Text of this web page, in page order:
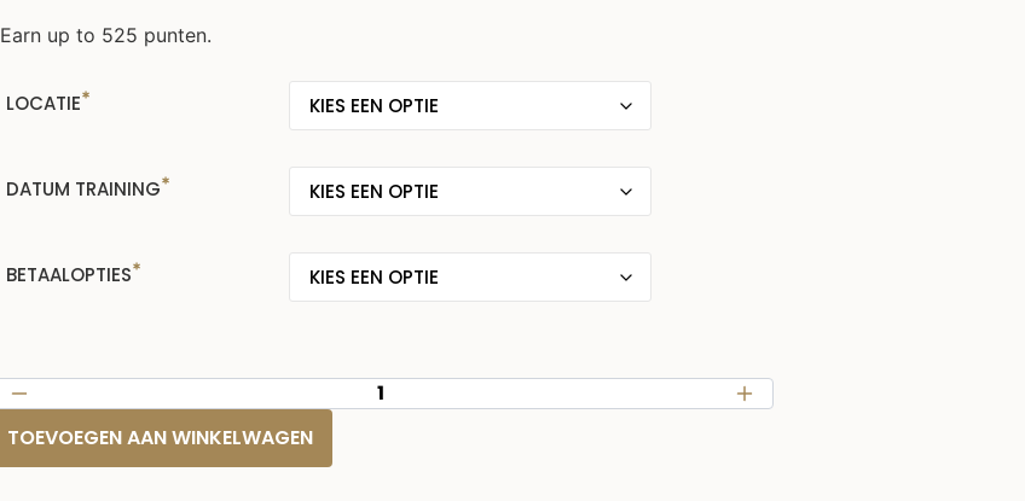
Earn up to 525 punten.
LOCATIE
DATUM TRAINING
BETAALOPTIES
TOEVOEGEN AAN WINKELWAGEN